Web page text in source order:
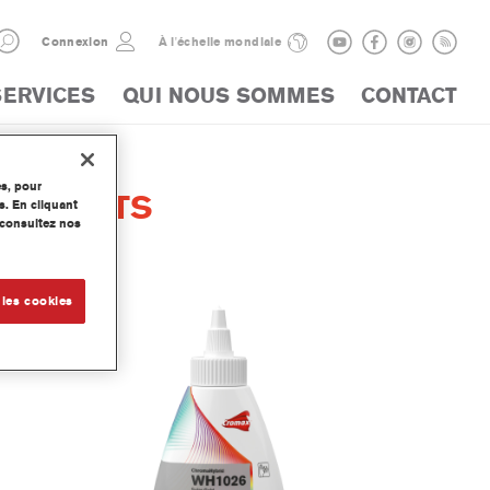
Connexion À l'échelle mondiale
QUI NOUS SOMMES CONTACT
pour
En cliquant
nos
cookies